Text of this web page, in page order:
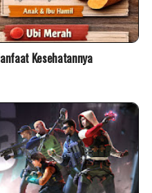
Kesehatannya